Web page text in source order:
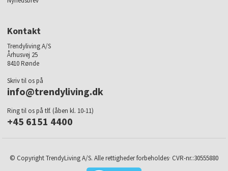
Kontakt
Trendyliving A/S
Århusvej 25
8410 Rønde
Skriv til os på
info@trendyliving.dk
Ring til os på tlf. (åben kl. 10-11)
+45 6151 4400
© Copyright TrendyLiving A/S. Alle rettigheder forbeholdes· CVR-nr.:30555880